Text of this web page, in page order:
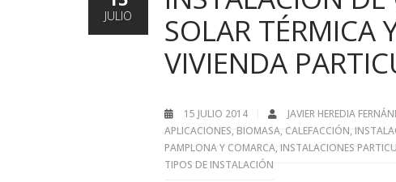
SOLAR TÉRMICA
VIVIENDA
15 JULIO 2014 JAVIER HEREDIA
APLICACIONES, BIOMASA, CALEFACCIÓN,
PAMPLONA Y COMARCA, INSTALACIONES
TIPOS DE INSTALACIÓN
JULIO